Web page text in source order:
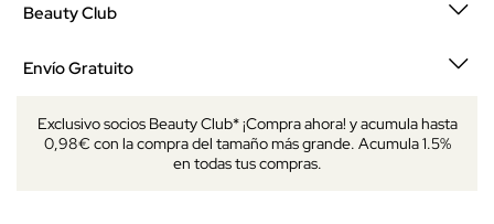
Beauty Club
Envío Gratuito
Exclusivo socios Beauty Club* ¡Compra ahora! y acumula hasta
0,98€ con la compra del tamaño más grande. Acumula 1.5%
en todas tus compras.